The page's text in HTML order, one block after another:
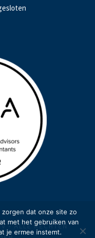
- ALLE RECHTEN
dat onze site zo
met het gebruiken van
je ermee instemt.